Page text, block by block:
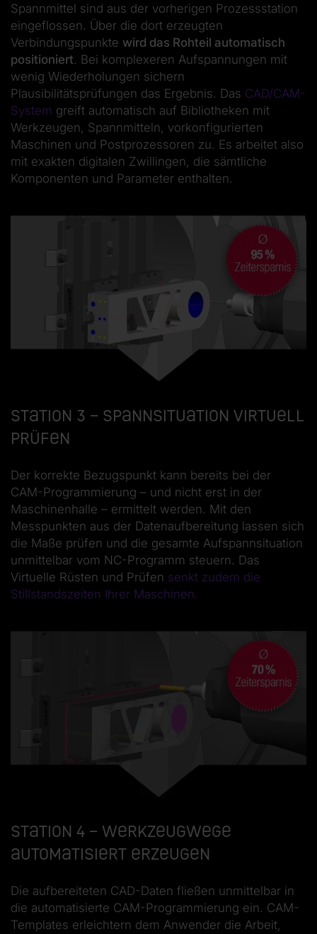
Spannmittel sind aus der vorherigen Prozessstation
eingeflossen. Über die dort erzeugten
Verbindungspunkte wird das Rohteil automatisch
positioniert. Bei komplexeren Aufspannungen mit
wenig Wiederholungen sichern
Plausibilitätsprüfungen das Ergebnis. Das CAD/CAM-
System greift automatisch auf Bibliotheken mit
Werkzeugen, Spannmitteln, vorkonfigurierten
Maschinen und Postprozessoren zu. Es arbeitet also
mit exakten digitalen Zwillingen, die sämtliche
Komponenten und Parameter enthalten.
Station 3 – Spannsituation virtuell
prüfen
Der korrekte Bezugspunkt kann bereits bei der
CAM-Programmierung – und nicht erst in der
Maschinenhalle – ermittelt werden. Mit den
Messpunkten aus der Datenaufbereitung lassen sich
die Maße prüfen und die gesamte Aufspannsituation
unmittelbar vom NC-Programm steuern. Das
Virtuelle Rüsten und Prüfen senkt zudem die
Stillstandszeiten Ihrer Maschinen.
Station 4 – Werkzeugwege
automatisiert erzeugen
Die aufbereiteten CAD-Daten fließen unmittelbar in
die automatisierte CAM-Programmierung ein. CAM-
Templates erleichtern dem Anwender die Arbeit,